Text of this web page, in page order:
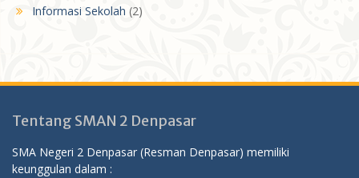
Informasi Sekolah (2)
Tentang SMAN 2 Denpasar
SMA Negeri 2 Denpasar (Resman Denpasar) memiliki
keunggulan dalam :